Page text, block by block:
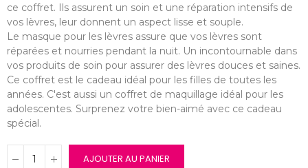
ce coffret. Ils assurent un soin et une réparation intensifs de
vos lèvres, leur donnent un aspect lisse et souple.
Le masque pour les lèvres assure que vos lèvres sont
réparées et nourries pendant la nuit. Un incontournable dans
vos produits de soin pour assurer des lèvres douces et saines.
Ce coffret est le cadeau idéal pour les filles de toutes les
années. C'est aussi un coffret de maquillage idéal pour les
adolescentes. Surprenez votre bien-aimé avec ce cadeau
spécial.
AJOUTER AU PANIER